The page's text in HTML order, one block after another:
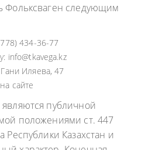
Фольксваген следующим
434-36-77
info@tkavega.kz
Иляева, 47
сайте
публичной
положениями ст. 447
Республики Казахстан и